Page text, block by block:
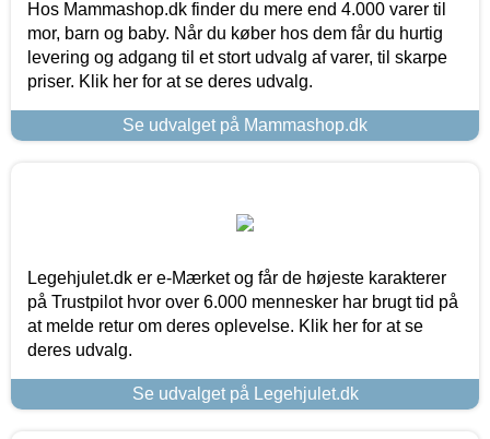
Hos Mammashop.dk finder du mere end 4.000 varer til
mor, barn og baby. Når du køber hos dem får du hurtig
levering og adgang til et stort udvalg af varer, til skarpe
priser. Klik her for at se deres udvalg.
Se udvalget på Mammashop.dk
Legehjulet.dk er e-Mærket og får de højeste karakterer
på Trustpilot hvor over 6.000 mennesker har brugt tid på
at melde retur om deres oplevelse. Klik her for at se
deres udvalg.
Se udvalget på Legehjulet.dk